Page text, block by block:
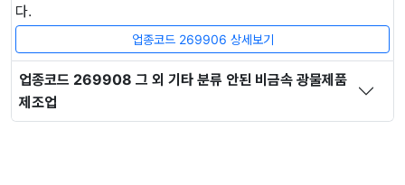
다.
업종코드 269906 상세보기
업종코드 269908 그 외 기타 분류 안된 비금속 광물제품
제조업